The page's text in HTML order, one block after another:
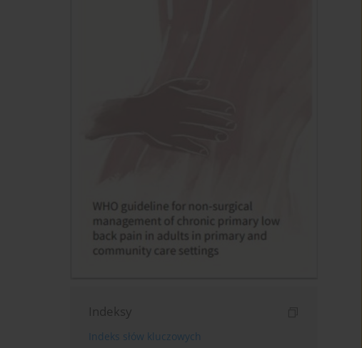
Indeksy
Indeks słów kluczowych